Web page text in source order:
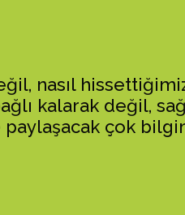
nasıl
kalarak değil,
çok